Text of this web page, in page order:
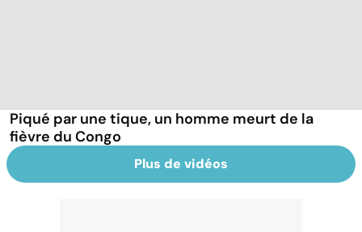
Piqué par une tique, un homme meurt de la
fièvre du Congo
Plus de vidéos